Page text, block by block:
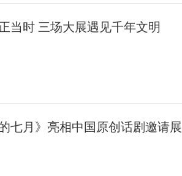
当时 三场大展遇见千年文明
的七月》亮相中国原创话剧邀请展